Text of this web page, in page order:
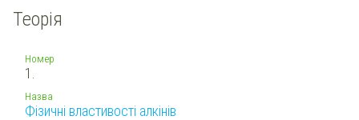
Теорія
Номер
1.
Назва
Фізичні властивості алкінів